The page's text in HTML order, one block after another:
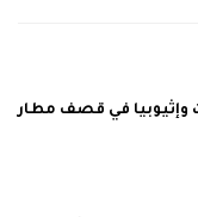
وإثيوبيا في قصف مطار